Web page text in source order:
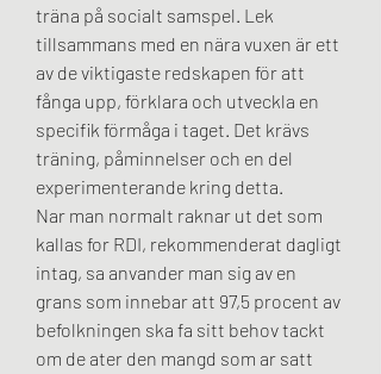
träna på socialt samspel. Lek
tillsammans med en nära vuxen är ett
av de viktigaste redskapen för att
fånga upp, förklara och utveckla en
specifik förmåga i taget. Det krävs
träning, påminnelser och en del
experimenterande kring detta.
Nar man normalt raknar ut det som
kallas for RDI, rekommenderat dagligt
intag, sa anvander man sig av en
grans som innebar att 97,5 procent av
befolkningen ska fa sitt behov tackt
om de ater den mangd som ar satt